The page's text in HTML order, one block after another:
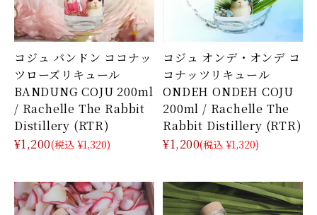
コジュ バンドン ココナッ
ツローズリキュール
BANDUNG COJU 200ml
/ Rachelle The Rabbit
Distillery (RTR)
¥1,200(税込 ¥1,320)
コジュ オンデ・オンデ コ
コナッツリキュール
ONDEH ONDEH COJU
200ml / Rachelle The
Rabbit Distillery (RTR)
¥1,200(税込 ¥1,320)